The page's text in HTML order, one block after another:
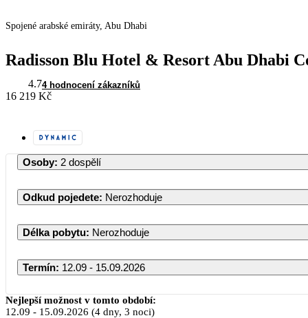
Spojené arabské emiráty, Abu Dhabi
Radisson Blu Hotel & Resort Abu Dhabi
4.74 hodnocení zákazníků
16 219 Kč
Osoby: 2 dospělí
Odkud pojedete: Nerozhoduje
Délka pobytu: Nerozhoduje
Termín: 12.09 - 15.09.2026
Září 2026
Nejlepší možnost v tomto období:
12.09 - 15.09.2026 (4 dny, 3 noci)